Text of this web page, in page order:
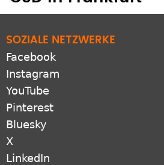
SOZIALE NETZWERKE
Facebook
Instagram
YouTube
Pinterest
Bluesky
X
LinkedIn